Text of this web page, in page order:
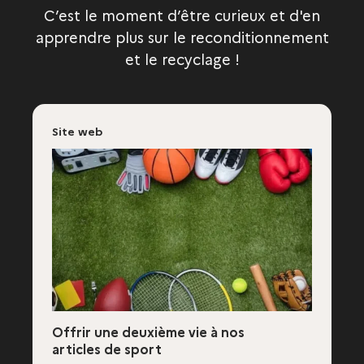
C’est le moment d’être curieux et d'en
apprendre plus sur le reconditionnement
et le recyclage !
Offrir une deuxième vie à nos
articles de sport
Site web